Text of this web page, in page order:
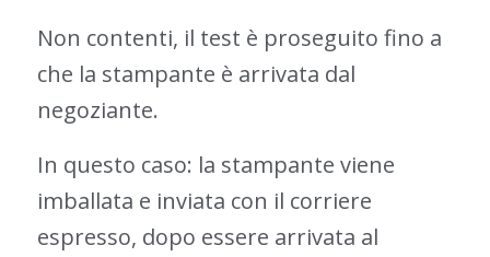
Non contenti, il test è proseguito fino a
che la stampante è arrivata dal
negoziante.
In questo caso: la stampante viene
imballata e inviata con il corriere
espresso, dopo essere arrivata al